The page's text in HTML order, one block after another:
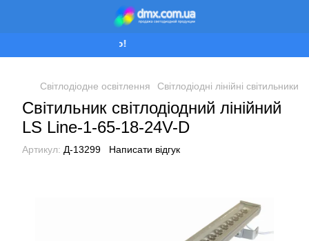
Світлодіодне освітлення Світлодіодні лінійні світильники
Світильник світлодіодний лінійний
LS Line-1-65-18-24V-D
Артикул: Д-13299 Написати відгук